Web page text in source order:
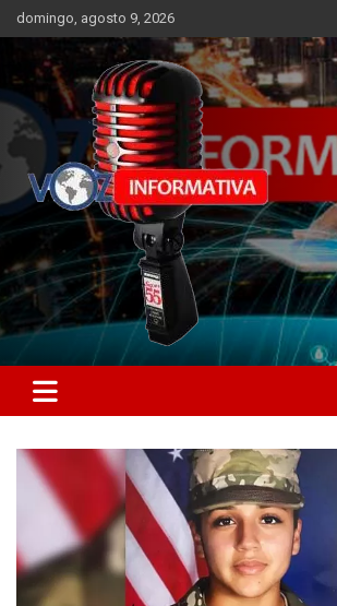
Skip
to
content
domingo, agosto 9, 2026
ncstv.info
Libertad informativa